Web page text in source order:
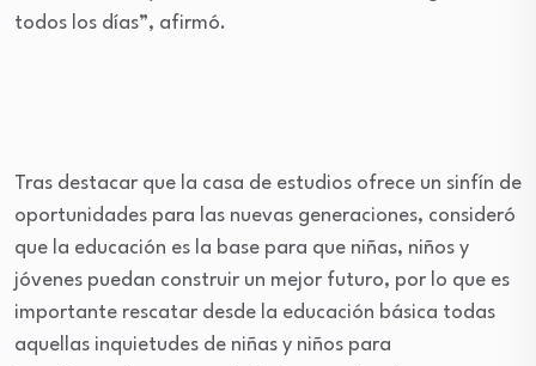
todos los días”, afirmó.
Tras destacar que la casa de estudios ofrece un sinfín de
oportunidades para las nuevas generaciones, consideró
que la educación es la base para que niñas, niños y
jóvenes puedan construir un mejor futuro, por lo que es
importante rescatar desde la educación básica todas
aquellas inquietudes de niñas y niños para